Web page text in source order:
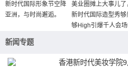
新时代国际形象节空降
亚洲，与时尚邂逅。
美业圈摊上大事儿了
新时代国际造型秀够
够High引爆千人会
新闻专题
香港新时代美妆学院